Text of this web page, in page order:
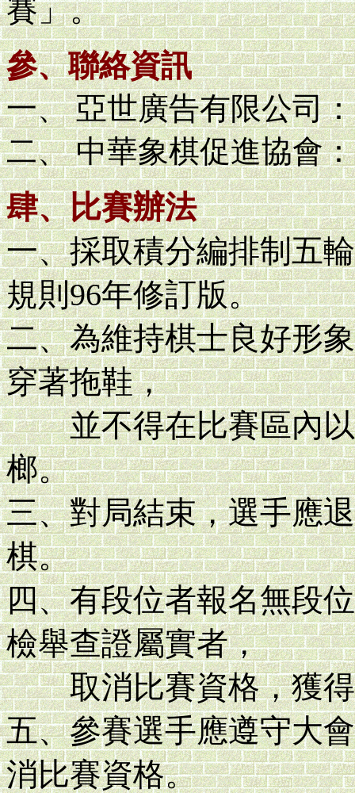
賽」。
參、聯絡資訊
一、 亞世廣告有限公司
二、 中華象棋促進協會
肆、比賽辦法
一、採取積分編排制五
規則96年修訂版。
二、為維持棋士良好形
穿著拖鞋，
並不得在比賽區內以
榔。
三、對局結束，選手應
棋。
四、有段位者報名無段
檢舉查證屬實者，
取消比賽資格，獲得
五、參賽選手應遵守大
消比賽資格。